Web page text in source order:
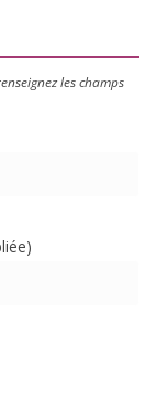
les champs